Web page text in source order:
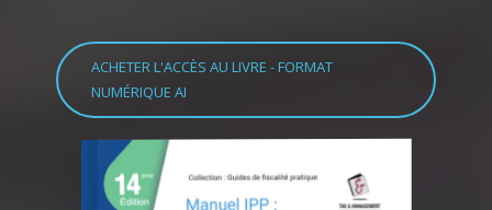
ACHETER L'ACCÈS AU LIVRE - FORMAT
NUMÉRIQUE AI